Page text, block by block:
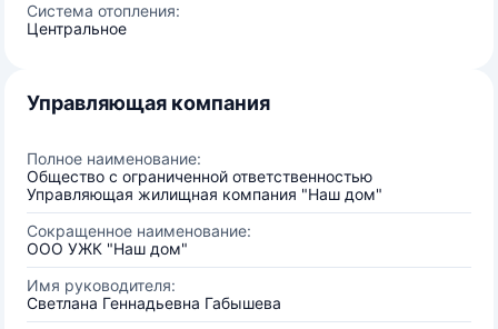
Система отопления:
Центральное
Управляющая компания
Полное наименование:
Общество с ограниченной ответственностью
Управляющая жилищная компания "Наш дом"
Сокращенное наименование:
ООО УЖК "Наш дом"
Имя руководителя:
Светлана Геннадьевна Габышева